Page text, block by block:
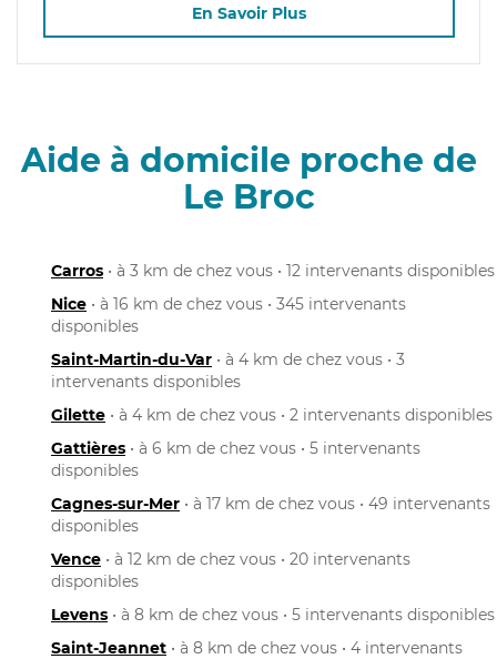
En Savoir Plus
Aide à domicile proche de
Le Broc
Carros • à 3 km de chez vous • 12 intervenants disponibles
Nice • à 16 km de chez vous • 345 intervenants
disponibles
Saint-Martin-du-Var • à 4 km de chez vous • 3
intervenants disponibles
Gilette • à 4 km de chez vous • 2 intervenants disponibles
Gattières • à 6 km de chez vous • 5 intervenants
disponibles
Cagnes-sur-Mer • à 17 km de chez vous • 49 intervenants
disponibles
Vence • à 12 km de chez vous • 20 intervenants
disponibles
Levens • à 8 km de chez vous • 5 intervenants disponibles
Saint-Jeannet • à 8 km de chez vous • 4 intervenants